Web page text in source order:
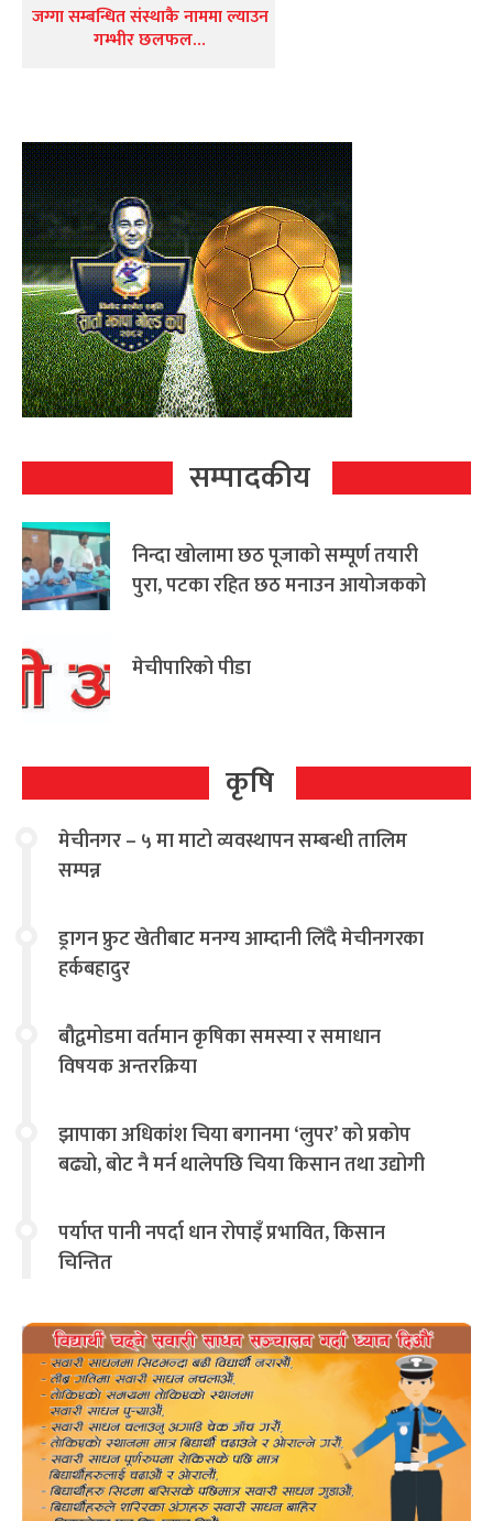
जग्गा सम्बन्धित संस्थाकै नाममा ल्याउन
गम्भीर छलफल…
सम्पादकीय
निन्दा खोलामा छठ पूजाको सम्पूर्ण तयारी
पुरा, पटका रहित छठ मनाउन आयोजकको
मेचीपारिको पीडा
कृषि
मेचीनगर – ५ मा माटो व्यवस्थापन सम्बन्धी तालिम
सम्पन्न
ड्रागन फ्रुट खेतीबाट मनग्य आम्दानी लिँदै मेचीनगरका
हर्कबहादुर
बौद्वमोडमा वर्तमान कृषिका समस्या र समाधान
विषयक अन्तरक्रिया
झापाका अधिकांश चिया बगानमा ‘लुपर’ को प्रकोप
बढ्यो, बोट नै मर्न थालेपछि चिया किसान तथा उद्योगी
पर्याप्त पानी नपर्दा धान रोपाइँ प्रभावित, किसान
चिन्तित